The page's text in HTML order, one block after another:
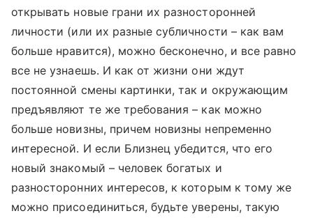
открывать новые грани их разносторонней
личности (или их разные субличности – как вам
больше нравится), можно бесконечно, и все равно
все не узнаешь. И как от жизни они ждут
постоянной смены картинки, так и окружающим
предъявляют те же требования – как можно
больше новизны, причем новизны непременно
интересной. И если Близнец убедится, что его
новый знакомый – человек богатых и
разносторонних интересов, к которым к тому же
можно присоединиться, будьте уверены, такую